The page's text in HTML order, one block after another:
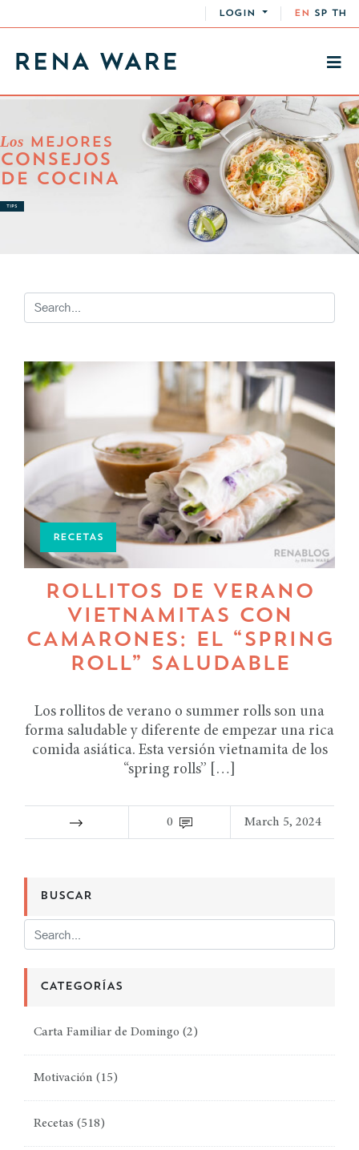
LOGIN EN SP TH
Los MEJORES
CONSEJOS
DE COCINA
TIPS
RECETAS
ROLLITOS DE VERANO
VIETNAMITAS CON
CAMARONES: EL “SPRING
ROLL” SALUDABLE
Los rollitos de verano o summer rolls son una
forma saludable y diferente de empezar una rica
comida asiática. Esta versión vietnamita de los
“spring rolls” […]
0 March 5, 2024
BUSCAR
CATEGORÍAS
Carta Familiar de Domingo (2)
Motivación (15)
Recetas (518)